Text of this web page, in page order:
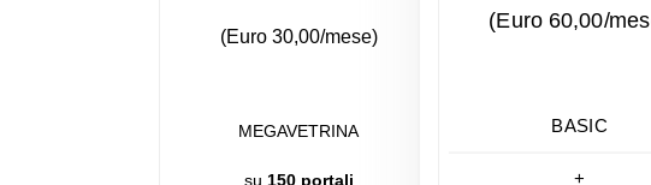
(Euro 30,00/mese)
MEGAVETRINA
su 150 portali
(Euro 60,00/
BASIC
+